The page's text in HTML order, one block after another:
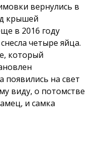
вернулись в
крышей
в 2016 году
четыре яйца.
который
на свет
виду, о потомстве
и самка